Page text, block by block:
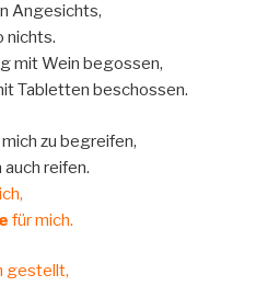
Angesichts,
nichts.
mit Wein begossen,
Tabletten beschossen.
zu begreifen,
reifen.
für mich.
gestellt,